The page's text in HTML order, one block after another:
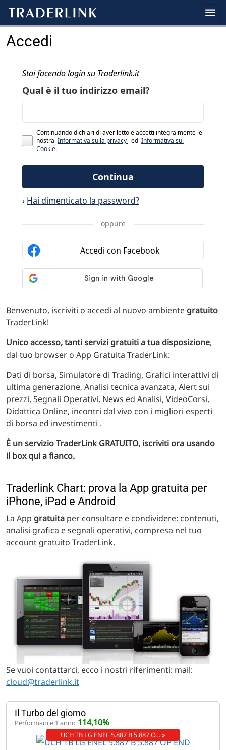
Accedi
Benvenuto, iscriviti o accedi al nuovo ambiente gratuito
TraderLink!
Unico accesso, tanti servizi gratuiti a tua disposizione,
dal tuo browser o App Gratuita TraderLink:
Dati di borsa, Simulatore di Trading, Grafici interattivi di
ultima generazione, Analisi tecnica avanzata, Alert sui
prezzi, Segnali Operativi, News ed Analisi, VideoCorsi,
Didattica Online, incontri dal vivo con i migliori esperti
di borsa ed investimenti .
È un servizio TraderLink GRATUITO, iscriviti ora usando
il box qui a fianco.
Traderlink Chart: prova la App gratuita per
iPhone, iPad e Android
La App gratuita per consultare e condividere: contenuti,
analisi grafica e segnali operativi, compresa nel tuo
account gratuito TraderLink.
Se vuoi contattarci, ecco i nostri riferimenti: mail:
cloud@traderlink.it
Il Turbo del giorno
Performance 1 anno 114,10%
UCH TB LG ENEL 5.887 B 5.887 O… »